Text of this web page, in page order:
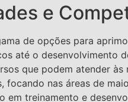
e
de opções para
até o desenvolvimento
que podem atender
focando nas áreas de
em treinamento e